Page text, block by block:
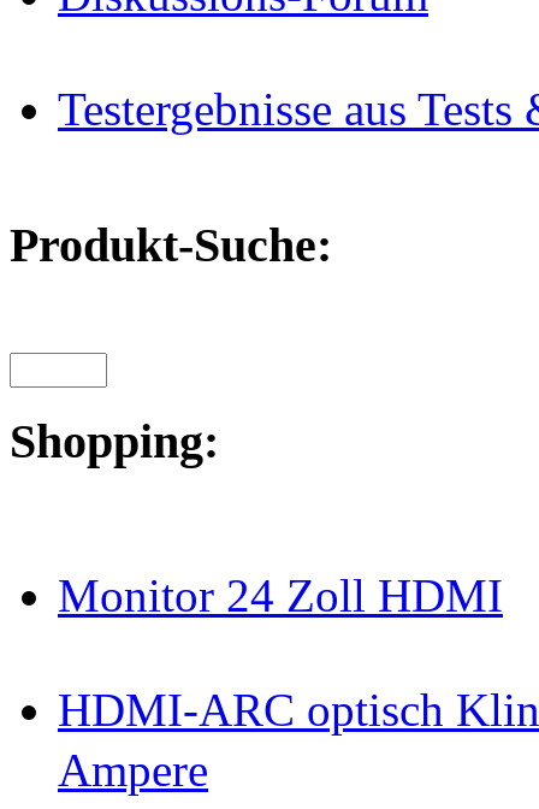
Testergebnisse aus
Produkt-Suche:
Shopping:
Monitor 24 Zoll HDMI
HDMI-ARC optisch
Ampere